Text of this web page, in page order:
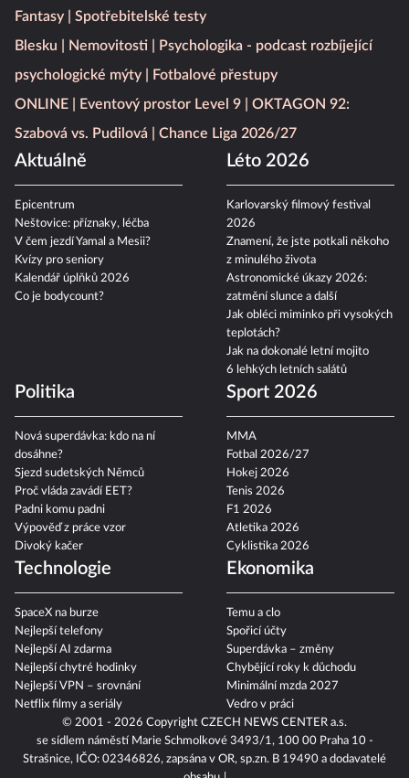
Fantasy
Spotřebitelské testy
Blesku
Nemovitosti
Psychologika - podcast rozbíjející
psychologické mýty
Fotbalové přestupy
ONLINE
Eventový prostor Level 9
OKTAGON 92:
Szabová vs. Pudilová
Chance Liga 2026/27
Aktuálně
Epicentrum
Neštovice: příznaky, léčba
V čem jezdí Yamal a Mesii?
Kvízy pro seniory
Kalendář úplňků 2026
Co je bodycount?
Léto 2026
Karlovarský filmový festival
2026
Znamení, že jste potkali někoho
z minulého života
Astronomické úkazy 2026:
zatmění slunce a další
Jak obléci miminko při vysokých
teplotách?
Jak na dokonalé letní mojito
6 lehkých letních salátů
Politika
Nová superdávka: kdo na ní
dosáhne?
Sjezd sudetských Němců
Proč vláda zavádí EET?
Padni komu padni
Výpověď z práce vzor
Divoký kačer
Sport 2026
MMA
Fotbal 2026/27
Hokej 2026
Tenis 2026
F1 2026
Atletika 2026
Cyklistika 2026
Technologie
SpaceX na burze
Nejlepší telefony
Nejlepší AI zdarma
Nejlepší chytré hodinky
Nejlepší VPN – srovnání
Netflix filmy a seriály
Ekonomika
Temu a clo
Spořicí účty
Superdávka – změny
Chybějící roky k důchodu
Minimální mzda 2027
Vedro v práci
© 2001 - 2026 Copyright CZECH NEWS CENTER a.s.
se sídlem náměstí Marie Schmolkové 3493/1, 100 00 Praha 10 -
Strašnice, IČO: 02346826, zapsána v OR, sp.zn. B 19490 a dodavatelé